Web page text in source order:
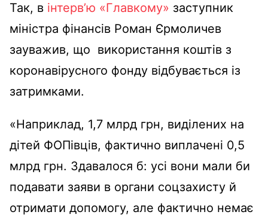
Так, в інтерв’ю «Главкому» заступник
міністра фінансів Роман Єрмоличев
зауважив, що використання коштів з
коронавірусного фонду відбувається із
затримками.
«Наприклад, 1,7 млрд грн, виділених на
дітей ФОПівців, фактично виплачені 0,5
млрд грн. Здавалося б: усі вони мали би
подавати заяви в органи соцзахисту й
отримати допомогу, але фактично немає